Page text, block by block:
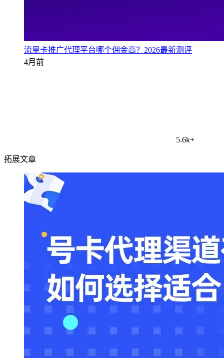
流量卡推广代理平台哪个佣金高？2026最新测评
4月前
5.6k+
拓展文章